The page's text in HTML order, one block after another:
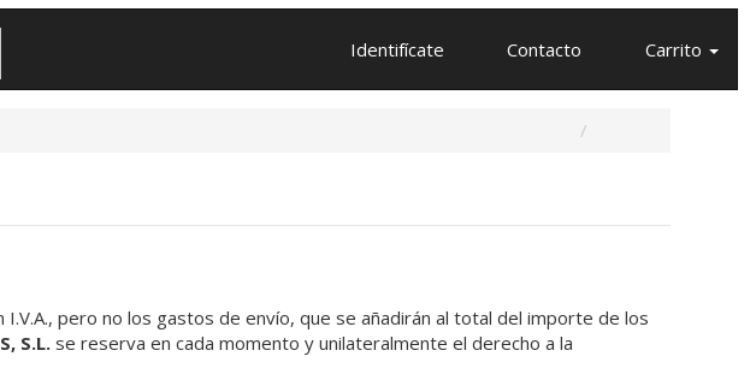
Identifícate Contacto Carrito
pero no los gastos de envío, que se añadirán al total del importe de los
S.L. se reserva en cada momento y unilateralmente el derecho a la